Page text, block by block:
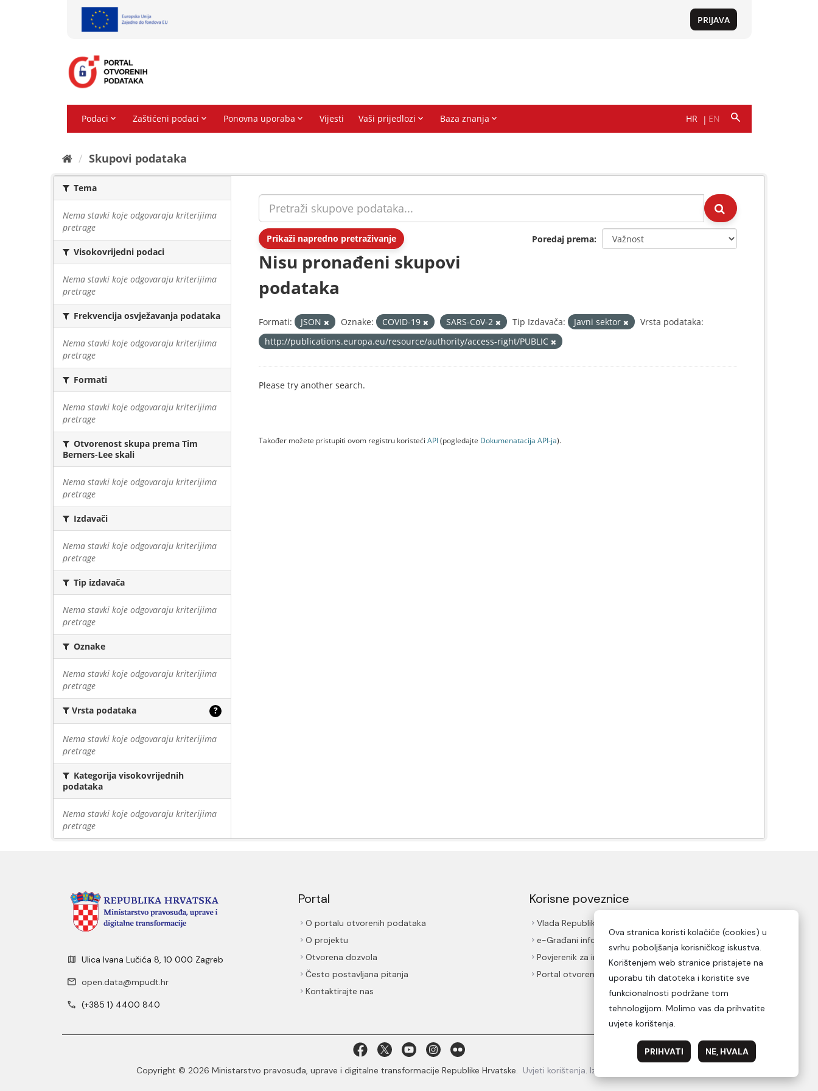
Skupovi podаtаkа
Tema
Nema stavki koje odgovaraju kriterijima
pretrage
Visokovrijedni podaci
Nema stavki koje odgovaraju kriterijima
pretrage
Frekvencija osvježavanja podataka
Nema stavki koje odgovaraju kriterijima
pretrage
Formati
Nema stavki koje odgovaraju kriterijima
pretrage
Otvorenost skupa prema Tim
Berners-Lee skali
Nema stavki koje odgovaraju kriterijima
pretrage
Izdavači
Nema stavki koje odgovaraju kriterijima
pretrage
Tip izdavača
Nema stavki koje odgovaraju kriterijima
pretrage
Oznake
Nema stavki koje odgovaraju kriterijima
pretrage
Vrsta podataka ?
Nema stavki koje odgovaraju kriterijima
pretrage
Kategorija visokovrijednih
podataka
Nema stavki koje odgovaraju kriterijima
pretrage
Prikaži napredno pretraživanje Poredaj prema
Nisu pronađeni skupovi
podataka
Formati: JSON Oznake: COVID-19 SARS-CoV-2 Tip Izdavača: Javni sektor
Vrsta podataka:
http://publications.europa.eu/resource/authority/access-right/PUBLIC
Please try another search.
Također možete pristupiti ovom registru koristeći API(pogledajte Dokumenаtаcijа API-jа).